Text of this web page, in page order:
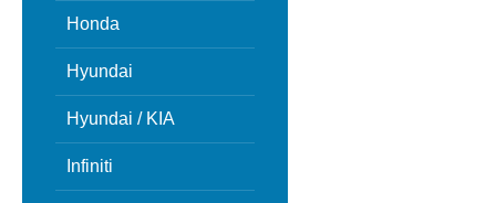
Honda
Hyundai
Hyundai / KIA
Infiniti